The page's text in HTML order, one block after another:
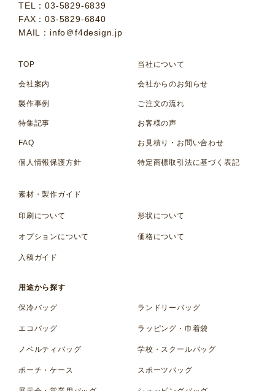
TEL：03-5829-6839
FAX：03-5829-6840
MAIL：info＠f4design.jp
TOP 当社について
会社案内 会社からのお知らせ
製作事例 ご注文の流れ
特集記事 お客様の声
FAQ お見積り・お問い合わせ
個人情報保護方針 特定商標取引法に基づく表記
素材・製作ガイド
印刷について 形状について
オプションについて 価格について
入稿ガイド
用途から探す
保冷バッグ ランドリーバッグ
エコバッグ ラッピング・巾着袋
ノベルティバッグ 学校・スクールバッグ
ポーチ・ケース スポーツバッグ